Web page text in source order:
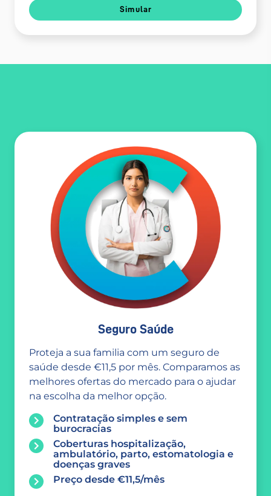
Simular
Seguro Saúde
Proteja a sua familia com um seguro de
saúde desde €11,5 por mês. Comparamos as
melhores ofertas do mercado para o ajudar
na escolha da melhor opção.
Contratação simples e sem
burocracias
Coberturas hospitalização,
ambulatório, parto, estomatologia e
doenças graves
Preço desde €11,5/mês